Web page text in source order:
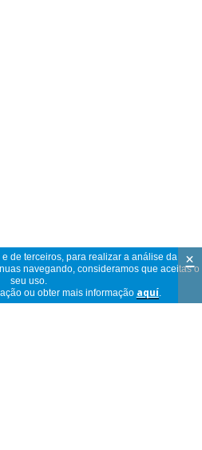
de terceiros, para realizar a análise da
navegando, consideramos que aceitas o
seu uso.
ou obter mais informação aquí.
×